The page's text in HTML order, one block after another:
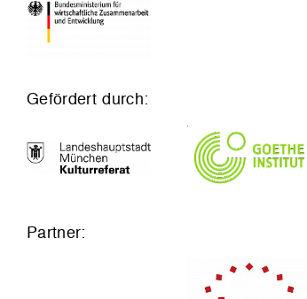
Gefördert durch:
Partner: